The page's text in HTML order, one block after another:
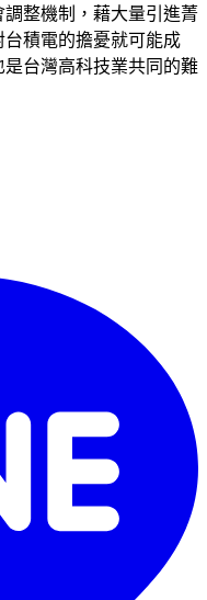
整機制，藉大量引進菁
積電的擔憂就可能成
台灣高科技業共同的難